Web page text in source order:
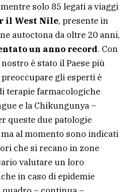
solo 85 legati a viaggi
il West Nile, presente in
autoctona da oltre 20 anni,
un anno record. Con
è stato il Paese più
gli esperti è
terapie farmacologiche
e la Chikungunya –
queste due patologie
al momento sono indicati
che si recano in zone
valutare un loro
in caso di epidemie